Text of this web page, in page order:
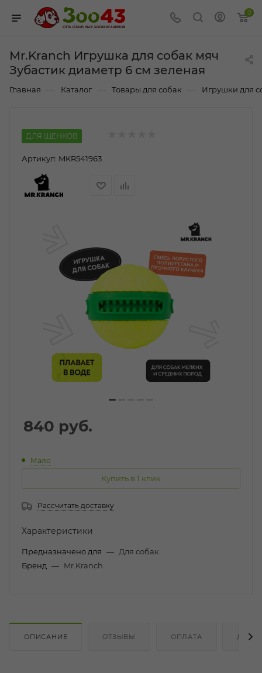
0
Mr.Kranch Игрушка для собак мяч
Зубастик диаметр 6 см зеленая
Главная Каталог Товары для собак Игрушки для
ДЛЯ ЩЕНКОВ
Артикул: MKR541963
840 руб.
Мало
Купить в 1 клик
Рассчитать доставку
Характеристики
Предназначено для — Для собак
Бренд — Mr.Kranch
ОПИСАНИЕ ОТЗЫВЫ ОПЛАТА